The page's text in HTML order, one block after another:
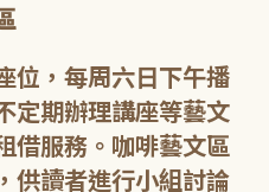
位，每周六日下午播
定期辦理講座等藝文
借服務。咖啡藝文區
供讀者進行小組討論